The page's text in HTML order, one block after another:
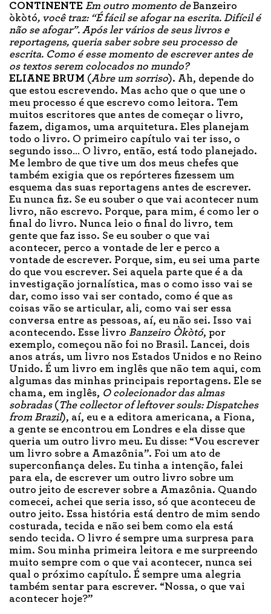
CONTINENTE Em outro momento deBanzeiro
òkòtó, você traz: “É fácil se afogar na escrita. Difícil é
não se afogar”. Após ler vários de seus livros e
reportagens, queria saber sobre seu processo de
escrita. Como é esse momento de escrever antes de
os textos serem colocados no mundo?
ELIANE BRUM (Abre um sorriso). Ah, depende do
que estou escrevendo. Mas acho que o que une o
meu processo é que escrevo como leitora. Tem
muitos escritores que antes de começar o livro,
fazem, digamos, uma arquitetura. Eles planejam
todo o livro. O primeiro capítulo vai ter isso, o
segundo isso… O livro, então, está todo planejado.
Me lembro de que tive um dos meus chefes que
também exigia que os repórteres fizessem um
esquema das suas reportagens antes de escrever.
Eu nunca fiz. Se eu souber o que vai acontecer num
livro, não escrevo. Porque, para mim, é como ler o
final do livro. Nunca leio o final do livro, tem
gente que faz isso. Se eu souber o que vai
acontecer, perco a vontade de ler e perco a
vontade de escrever. Porque, sim, eu sei uma parte
do que vou escrever. Sei aquela parte que é a da
investigação jornalística, mas o como isso vai se
dar, como isso vai ser contado, como é que as
coisas vão se articular, ali, como vai ser essa
conversa entre as pessoas, aí, eu não sei. Isso vai
acontecendo. Esse livro Banzeiro Òkòtó, por
exemplo, começou não foi no Brasil. Lancei, dois
anos atrás, um livro nos Estados Unidos e no Reino
Unido. É um livro em inglês que não tem aqui, com
algumas das minhas principais reportagens. Ele se
chama, em inglês, O colecionador das almas
sobradas ( The collector of leftover souls: Dispatches
from Brazil), aí, eu e a editora americana, a Fiona,
a gente se encontrou em Londres e ela disse que
queria um outro livro meu. Eu disse: “Vou escrever
um livro sobre a Amazônia”. Foi um ato de
superconfiança deles. Eu tinha a intenção, falei
para ela, de escrever um outro livro sobre um
outro jeito de escrever sobre a Amazônia. Quando
comecei, achei que seria isso, só que aconteceu de
outro jeito. Essa história está dentro de mim sendo
costurada, tecida e não sei bem como ela está
sendo tecida. O livro é sempre uma surpresa para
mim. Sou minha primeira leitora e me surpreendo
muito sempre com o que vai acontecer, nunca sei
qual o próximo capítulo. É sempre uma alegria
também sentar para escrever. “Nossa, o que vai
acontecer hoje?”